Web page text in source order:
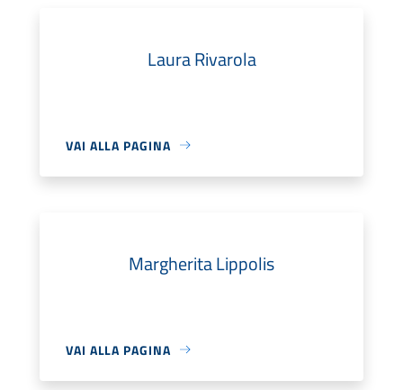
Laura Rivarola
VAI ALLA PAGINA
Margherita Lippolis
VAI ALLA PAGINA